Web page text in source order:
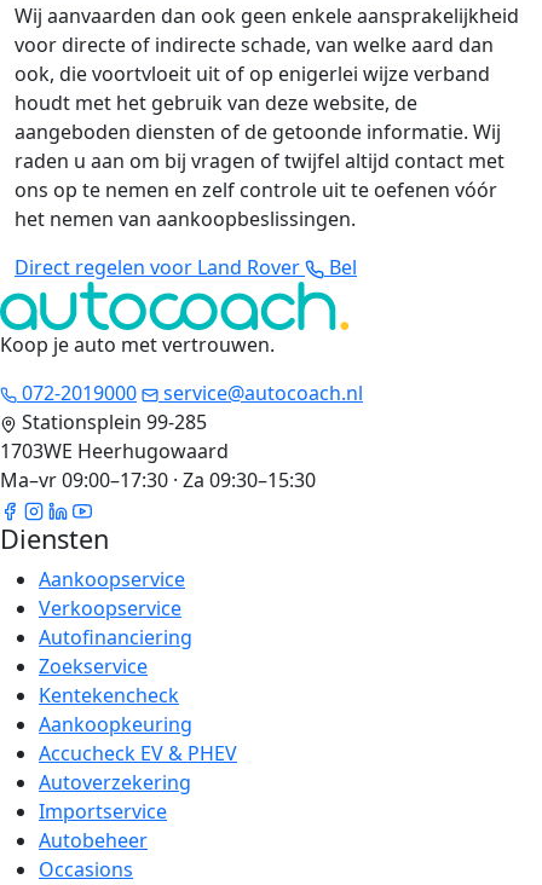
Wij aanvaarden dan ook geen enkele aansprakelijkheid
voor directe of indirecte schade, van welke aard dan
ook, die voortvloeit uit of op enigerlei wijze verband
houdt met het gebruik van deze website, de
aangeboden diensten of de getoonde informatie. Wij
raden u aan om bij vragen of twijfel altijd contact met
ons op te nemen en zelf controle uit te oefenen vóór
het nemen van aankoopbeslissingen.
Direct regelen voor Land Rover
Bel
Koop je auto met vertrouwen.
072-2019000
service@autocoach.nl
Stationsplein 99-285
1703WE Heerhugowaard
Ma–vr 09:00–17:30 · Za 09:30–15:30
Diensten
Aankoopservice
Verkoopservice
Autofinanciering
Zoekservice
Kentekencheck
Aankoopkeuring
Accucheck EV & PHEV
Autoverzekering
Importservice
Autobeheer
Occasions